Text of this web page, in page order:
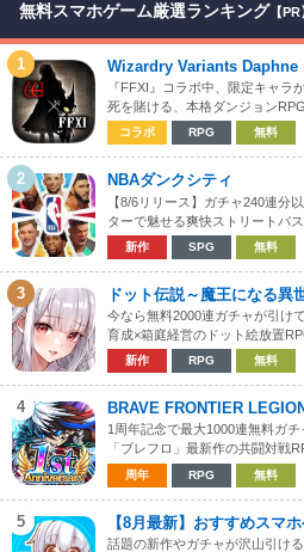
無料スマホゲーム厳選ランキング 【PR
1 Wizardry Variants Daphne
『FFXI』コラボ中、限定キャラ
死を賭ける、本格ダンジョンRPG
コラボ RPG 無料
2 NBAダンクシティ
【8/6リリース】ガチャ240連分
ターで魅せる爽快ストリートバス
新作 SPG 無料
3 ドット伝説～魔王になる異
今なら無料2000連ガチャが引け
育成×箱庭経営のドット絵放置
新作 RPG 無料
4 BRAVE FRONTIER LEGION
1周年記念で最大1000連無料ガ
「ブレフロ」最新作の共闘対戦
周年 RPG 無料
5 【8月最新】おすすめスマ
話題の新作やガチャが沢山引け